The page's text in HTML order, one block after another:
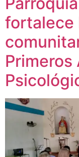
fortalece
Primeros